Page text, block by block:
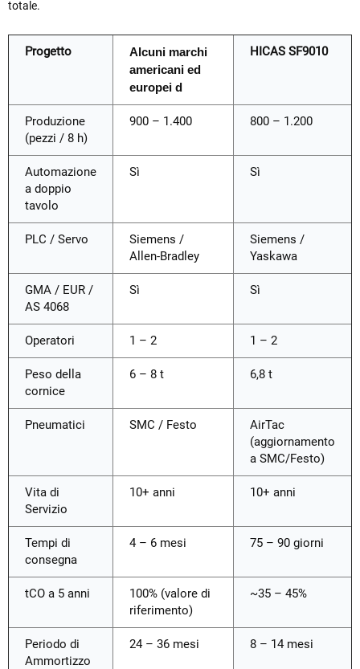
totale.
Progetto
Alcuni marchi
americani ed
europei d
HICAS SF9010
Produzione
(pezzi / 8 h)
900 – 1.400 800 – 1.200
Automazione
a doppio
tavolo
Sì Sì
PLC / Servo
Siemens /
Allen-Bradley
Siemens /
Yaskawa
GMA / EUR /
AS 4068
Sì Sì
Operatori 1 – 2 1 – 2
Peso della
cornice
6 – 8 t 6,8 t
Pneumatici SMC / Festo
AirTac
(aggiornamento
a SMC/Festo)
Vita di
Servizio
10+ anni 10+ anni
Tempi di
consegna
4 – 6 mesi 75 – 90 giorni
tCO a 5 anni
100% (valore di
riferimento)
~35 – 45%
Periodo di
Ammortizzo
24 – 36 mesi 8 – 14 mesi